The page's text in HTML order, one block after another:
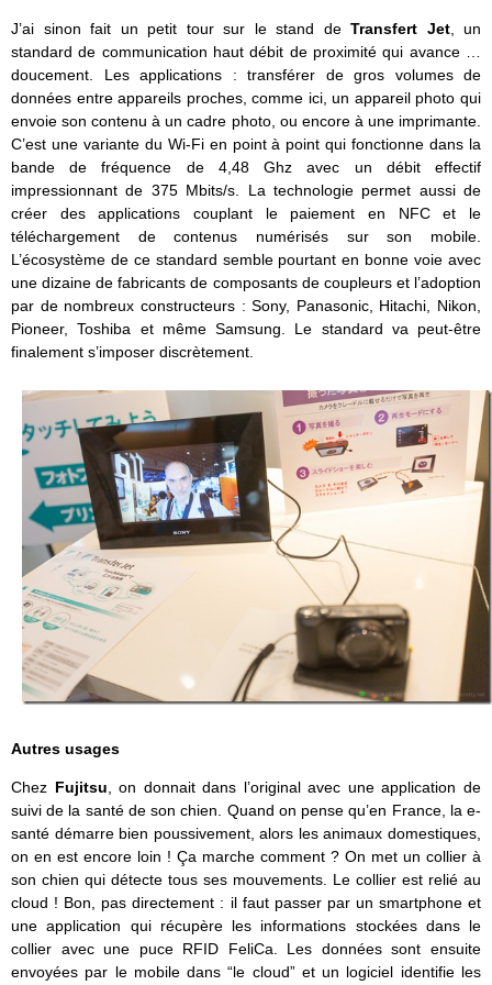
J’ai sinon fait un petit tour sur le stand de Transfert Jet, un
standard de communication haut débit de proximité qui avance …
doucement. Les applications : transférer de gros volumes de
données entre appareils proches, comme ici, un appareil photo qui
envoie son contenu à un cadre photo, ou encore à une imprimante.
C’est une variante du Wi-Fi en point à point qui fonctionne dans la
bande de fréquence de 4,48 Ghz avec un débit effectif
impressionnant de 375 Mbits/s. La technologie permet aussi de
créer des applications couplant le paiement en NFC et le
téléchargement de contenus numérisés sur son mobile.
L’écosystème de ce standard semble pourtant en bonne voie avec
une dizaine de fabricants de composants de coupleurs et l’adoption
par de nombreux constructeurs : Sony, Panasonic, Hitachi, Nikon,
Pioneer, Toshiba et même Samsung. Le standard va peut-être
finalement s’imposer discrètement.
Autres usages
Chez Fujitsu, on donnait dans l’original avec une application de
suivi de la santé de son chien. Quand on pense qu’en France, la e-
santé démarre bien poussivement, alors les animaux domestiques,
on en est encore loin ! Ça marche comment ? On met un collier à
son chien qui détecte tous ses mouvements. Le collier est relié au
cloud ! Bon, pas directement : il faut passer par un smartphone et
une application qui récupère les informations stockées dans le
collier avec une puce RFID FeliCa. Les données sont ensuite
envoyées par le mobile dans “le cloud” et un logiciel identifie les